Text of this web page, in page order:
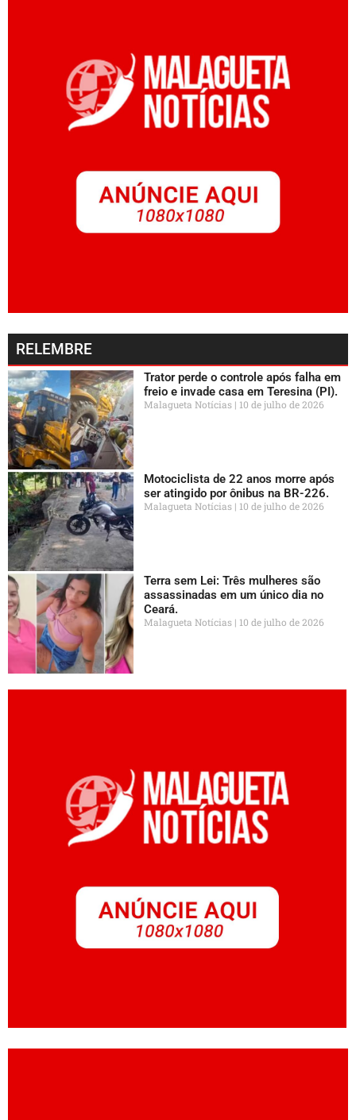
RELEMBRE
Trator perde o controle após falha em
freio e invade casa em Teresina (PI).
Malagueta Notícias 10 de julho de 2026
Motociclista de 22 anos morre após
ser atingido por ônibus na BR-226.
Malagueta Notícias 10 de julho de 2026
Terra sem Lei: Três mulheres são
assassinadas em um único dia no
Ceará.
Malagueta Notícias 10 de julho de 2026